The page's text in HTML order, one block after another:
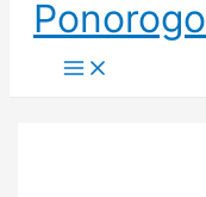
Ponorogo